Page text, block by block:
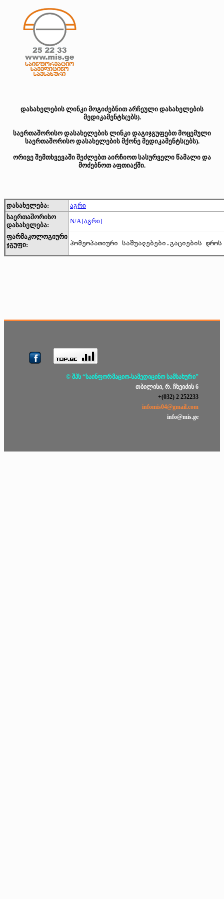
დასახელების ლინკი მოგიძებნით არჩეული დასახელების
მედიკამენტს(ებს).
საერთაშორისო დასახელების ლინკი დაგიჯგუფებთ მოცემული
საერთაშორისო დასახელების მქონე მედიკამენტს(ებს).
ორივე შემთხვევაში შეძლებთ აირჩიოთ სასურველი წამალი და
მოძებნოთ აფთიაქში.
დასახელება:
აგრი
საერთაშორისო
დასახელება:
N/A [აგრი]
ფარმაკოლოგიური
ჯგუფი:
ჰომეოპათიური საშუალებები.გაციების
© შპს “საინფორმაციო-სამედიცინო სამსახური”
თბილისი, რ. ჩხეიძის 6
+(032) 2 252233
infomis04@gmail.com
info@mis.ge